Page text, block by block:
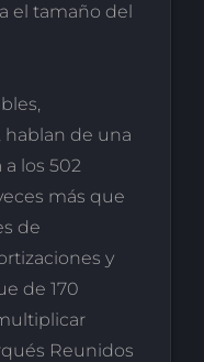
el tamaño del
hablan de una
los 502
más que
de
y
de 170
Reunidos